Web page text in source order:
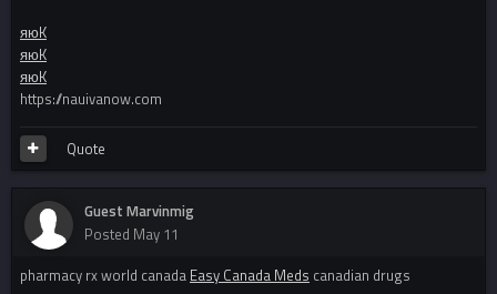
яюK
яюK
яюK
https://nauivanow.com
Quote
Guest Marvinmig
Posted May 11
pharmacy rx world canada Easy Canada Meds canadian drugs